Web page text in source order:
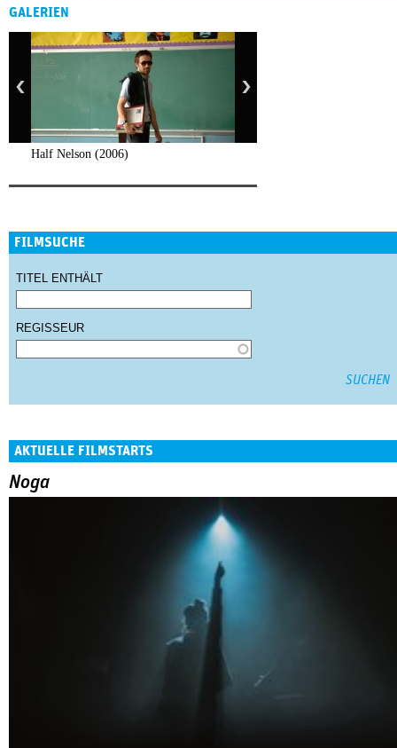
GALERIEN
Half Nelson (2006)
FILMSUCHE
TITEL ENTHÄLT
REGISSEUR
AKTUELLE FILMSTARTS
Noga